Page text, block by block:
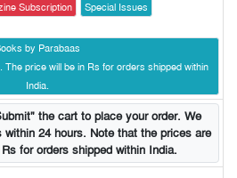
Subscription
Special Issues
by Parabaas
price will be in Rs for orders shipped within
India.
the cart to place your order. We
24 hours. Note that the prices are
for orders shipped within India.